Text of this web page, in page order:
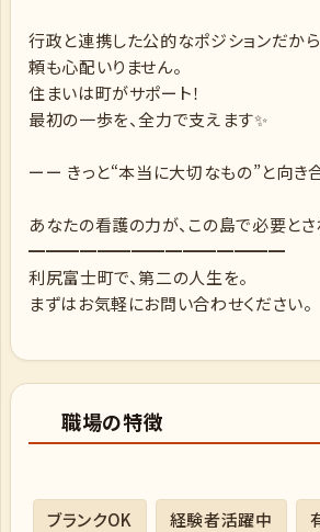
行政と連携した公的なポジションだか
頼も心配いりません。
住まいは町がサポート！
最初の一歩を、全力で支えます✨
ーー きっと“本当に大切なもの”と向き
あなたの看護の力が、この島で必要とさ
━━━━━━━━━━━━━━━
利尻富士町で、第二の人生を。
まずはお気軽にお問い合わせください。
職場の特徴
ブランクOK 経験者活躍中